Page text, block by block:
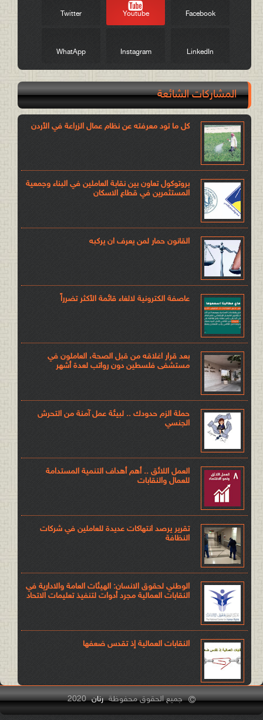
Facebook
Youtube
Twitter
LinkedIn
Instagram
WhatApp
المشاركات الشائعة
كل ما تود معرفته عن نظام عمال الزراعة في الأردن
بروتوكول تعاون بين نقابة العاملين في البناء وجمعية
المستثمرين في قطاع الاسكان
القانون حمار لمن يعرف ان يركبه
عاصفة الكترونية لالغاء قائمة الأكثر تضرراً
بعد قرار اغلاقه من قبل الصحة، العاملون في
مستشفى فلسطين دون رواتب لعدة أشهر
حملة الزم حدودك .. لبيئة عمل آمنة من التحرش
الجنسي
العمل اللائق .. أهم أهداف التنمية المستدامة
للعمال والنقابات
تقرير يرصد انتهاكات عديدة للعاملين في شركات
النظافة
الوطني لحقوق الانسان: الهيئات العامة والادارية في
النقابات العمالية مجرد أدوات لتنفيذ تعليمات الاتحاد
النقابات العمالية إذ تقدس ضعفها
جميع الحقوق محفوظة رنان 2020